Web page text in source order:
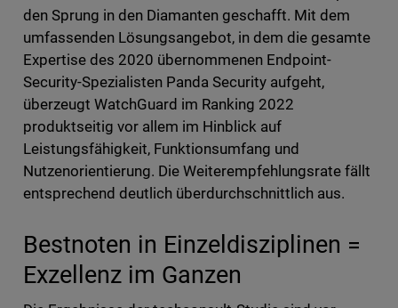
den Sprung in den Diamanten geschafft. Mit dem
umfassenden Lösungsangebot, in dem die gesamte
Expertise des 2020 übernommenen Endpoint-
Security-Spezialisten Panda Security aufgeht,
überzeugt WatchGuard im Ranking 2022
produktseitig vor allem im Hinblick auf
Leistungsfähigkeit, Funktionsumfang und
Nutzenorientierung. Die Weiterempfehlungsrate fällt
entsprechend deutlich überdurchschnittlich aus.
Bestnoten in Einzeldisziplinen =
Exzellenz im Ganzen